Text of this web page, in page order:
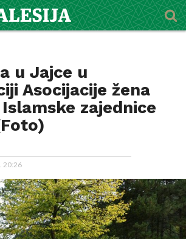
u Jajce u
Asocijacije žena
zajednice
20:26